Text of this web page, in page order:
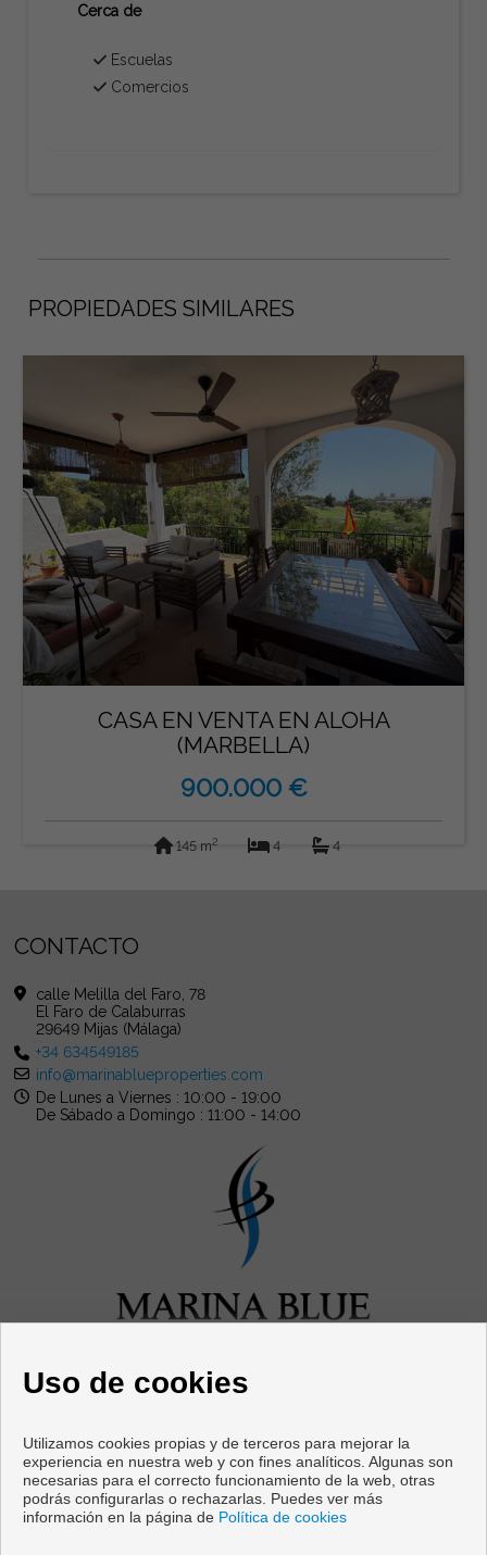
Cerca de
Escuelas
Comercios
PROPIEDADES SIMILARES
CASA EN VENTA EN ALOHA
(MARBELLA)
900.000 €
145 m2 4 4
CONTACTO
calle Melilla del Faro, 78
El Faro de Calaburras
29649 Mijas (Málaga)
+34 634549185
info@marinablueproperties.com
De Lunes a Viernes : 10:00 - 19:00
De Sábado a Domingo : 11:00 - 14:00
Pisos y casas en venta en Mijas
Uso de cookies
Utilizamos cookies propias y de terceros para mejorar la
experiencia en nuestra web y con fines analíticos. Algunas son
necesarias para el correcto funcionamiento de la web, otras
podrás configurarlas o rechazarlas. Puedes ver más
información en la página de Política de cookies